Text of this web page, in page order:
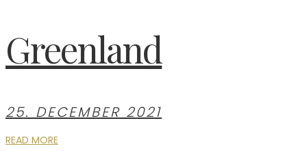
Greenland
25. DECEMBER 2021
READ MORE